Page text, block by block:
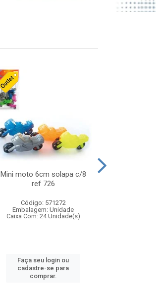
Mini moto 6cm solapa c/8
ref 726
Código: 571272
Embalagem: Unidade
Caixa Com: 24 Unidade(s)
Faça seu login ou
cadastre-se para
comprar.